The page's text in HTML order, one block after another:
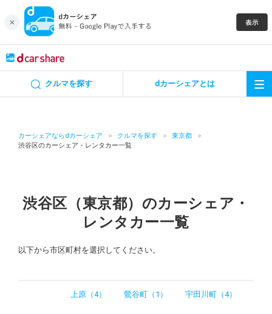
クルマを探す dカーシェアとは
カーシェアならdカーシェア クルマを探す
東京都
渋谷区のカーシェア・レンタカー一覧
渋谷区（東京都）のカーシェア・
レンタカー一覧
以下から市区町村を選択してください。
上原（4） 鶯谷町（1） 宇田川町（4）
カーシェア
特集
アプリの使い方